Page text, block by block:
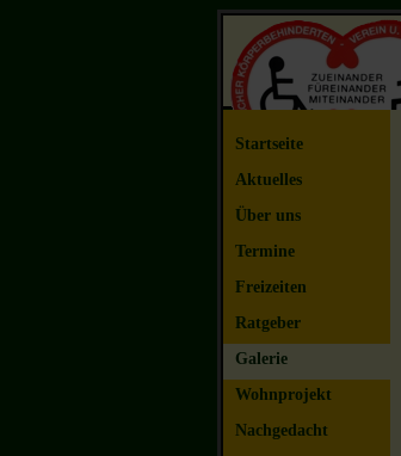
Startseite
Aktuelles
Über uns
Termine
Freizeiten
Ratgeber
Galerie
Wohnprojekt
Nachgedacht